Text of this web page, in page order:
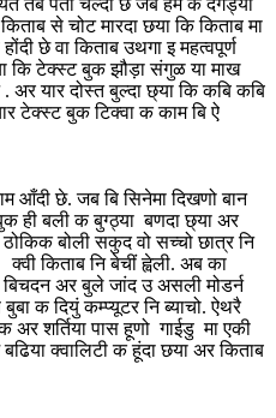
से चोट मारदा छया कि किताब मा
छे वा किताब उथगा इ महत्वपूर्ण
कि टेक्स्ट बुक झौड़ा संगुळ या माख
अर यार दोस्त बुल्दा छ्या कि कबि कबि
टेक्स्ट बुक टिक्वा क काम बि ऐ
छे. जब बि सिनेमा दिखणो बान
ही बली क बुग्ठ्या बणदा छ्या अर
बोली सकुद वो सच्चो छात्र नि
किताब नि बेचीं ह्वेली. अब का
बिचदन अर बुले जांद उ असली मोडर्न
क दियुं कम्प्यूटर नि ब्याचो. ऐथरै
शर्तिया पास हूणो गाईडु मा एकी
क्वालिटी क हूंदा छया अर किताब